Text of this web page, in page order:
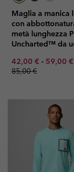
Maglia a manica
con
metà lunghezza
Uncharted™ da
Minimum sale
42,00 € - 59,00 €
85,00 €